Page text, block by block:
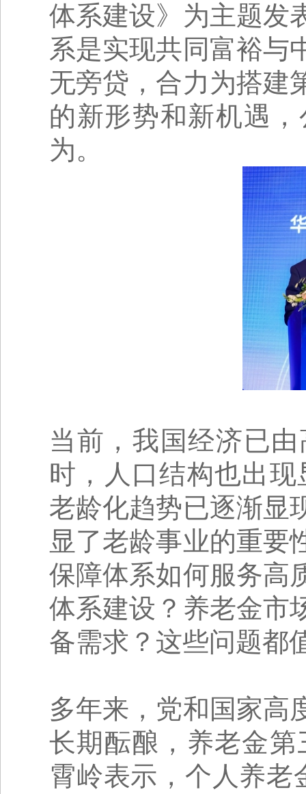
体系建设》为主题发
系是实现共同富裕与
无旁贷，合力为搭建
的新形势和新机遇
为。
当前，我国经济已
时，人口结构也出
老龄化趋势已逐渐显
显了老龄事业的重要
保障体系如何服务高
体系建设？养老金市
备需求？这些问题都
多年来，党和国家高
长期酝酿，养老金
霄岭表示，个人养